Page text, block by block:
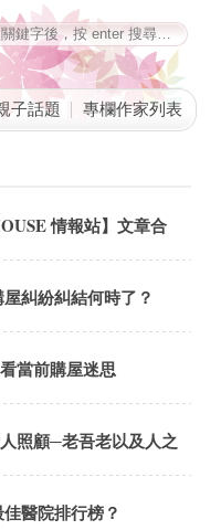
子話題 專欄作家列表
情報站】文章合
糾紛糾結何時了？
當前購屋迷思
照顧─老吾老以及人之
醫院排行榜？